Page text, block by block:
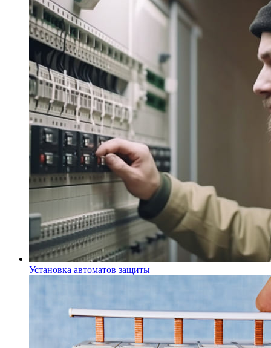
Установка автоматов защиты